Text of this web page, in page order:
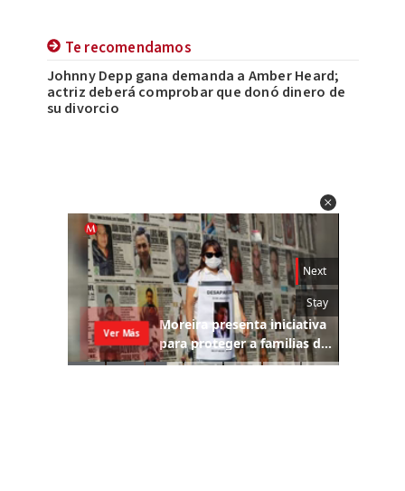
Te recomendamos
Johnny Depp gana demanda a Amber Heard;
actriz deberá comprobar que donó dinero de
su divorcio